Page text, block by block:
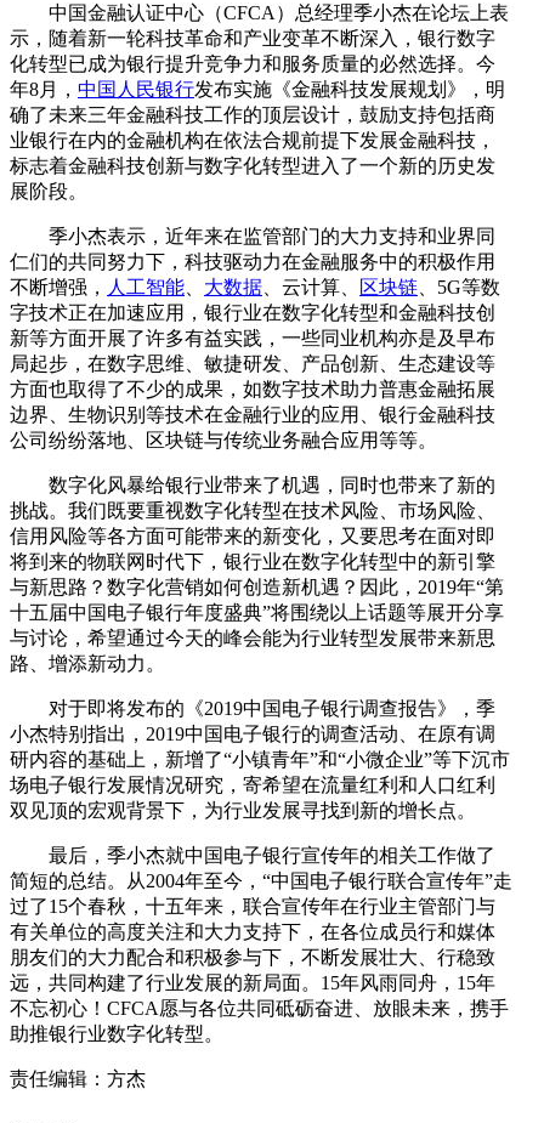
中国金融认证中心（CFCA）总经理季小杰在论坛上表
示，随着新一轮科技革命和产业变革不断深入，银行数字
化转型已成为银行提升竞争力和服务质量的必然选择。今
年8月， 中国人民银行发布实施《金融科技发展规划》，明
确了未来三年金融科技工作的顶层设计，鼓励支持包括商
业银行在内的金融机构在依法合规前提下发展金融科技，
标志着金融科技创新与数字化转型进入了一个新的历史发
展阶段。
季小杰表示，近年来在监管部门的大力支持和业界同
仁们的共同努力下，科技驱动力在金融服务中的积极作用
不断增强， 人工智能 大数据 、云计算、 区块链 、5G等数
字技术正在加速应用，银行业在数字化转型和金融科技创
新等方面开展了许多有益实践，一些同业机构亦是及早布
局起步，在数字思维、敏捷研发、产品创新、生态建设等
方面也取得了不少的成果，如数字技术助力普惠金融拓展
边界、生物识别等技术在金融行业的应用、银行金融科技
公司纷纷落地、区块链与传统业务融合应用等等。
数字化风暴给银行业带来了机遇，同时也带来了新的
挑战。我们既要重视数字化转型在技术风险、市场风险、
信用风险等各方面可能带来的新变化，又要思考在面对即
将到来的物联网时代下，银行业在数字化转型中的新引擎
与新思路？数字化营销如何创造新机遇？因此，2019年“第
十五届中国电子银行年度盛典”将围绕以上话题等展开分享
与讨论，希望通过今天的峰会能为行业转型发展带来新思
路、增添新动力。
对于即将发布的《2019中国电子银行调查报告》，季
小杰特别指出，2019中国电子银行的调查活动、在原有调
研内容的基础上，新增了“小镇青年”和“小微企业”等下沉市
场电子银行发展情况研究，寄希望在流量红利和人口红利
双见顶的宏观背景下，为行业发展寻找到新的增长点。
最后，季小杰就中国电子银行宣传年的相关工作做了
简短的总结。从2004年至今，“中国电子银行联合宣传年”走
过了15个春秋，十五年来，联合宣传年在行业主管部门与
有关单位的高度关注和大力支持下，在各位成员行和媒体
朋友们的大力配合和积极参与下，不断发展壮大、行稳致
远，共同构建了行业发展的新局面。15年风雨同舟，15年
不忘初心！CFCA愿与各位共同砥砺奋进、放眼未来，携手
助推银行业数字化转型。
责任编辑：方杰